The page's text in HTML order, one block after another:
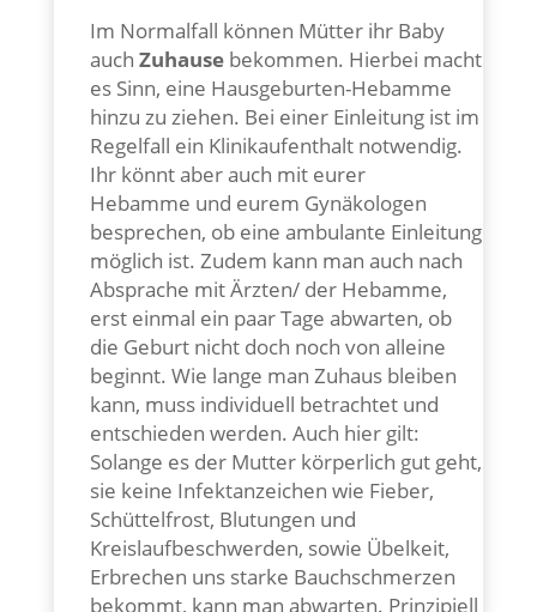
Im Normalfall können Mütter ihr Baby
auch Zuhausebekommen. Hierbei macht
es Sinn, eine Hausgeburten-Hebamme
hinzu zu ziehen. Bei einer Einleitung ist im
Regelfall ein Klinikaufenthalt notwendig.
Ihr könnt aber auch mit eurer
Hebamme und eurem Gynäkologen
besprechen, ob eine ambulante Einleitung
möglich ist. Zudem kann man auch nach
Absprache mit Ärzten/ der Hebamme,
erst einmal ein paar Tage abwarten, ob
die Geburt nicht doch noch von alleine
beginnt. Wie lange man Zuhaus bleiben
kann, muss individuell betrachtet und
entschieden werden. Auch hier gilt:
Solange es der Mutter körperlich gut geht,
sie keine Infektanzeichen wie Fieber,
Schüttelfrost, Blutungen und
Kreislaufbeschwerden, sowie Übelkeit,
Erbrechen uns starke Bauchschmerzen
bekommt, kann man abwarten. Prinzipiell